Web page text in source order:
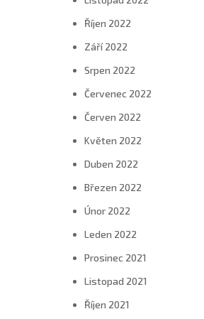
Říjen 2022
Září 2022
Srpen 2022
Červenec 2022
Červen 2022
Květen 2022
Duben 2022
Březen 2022
Únor 2022
Leden 2022
Prosinec 2021
Listopad 2021
Říjen 2021